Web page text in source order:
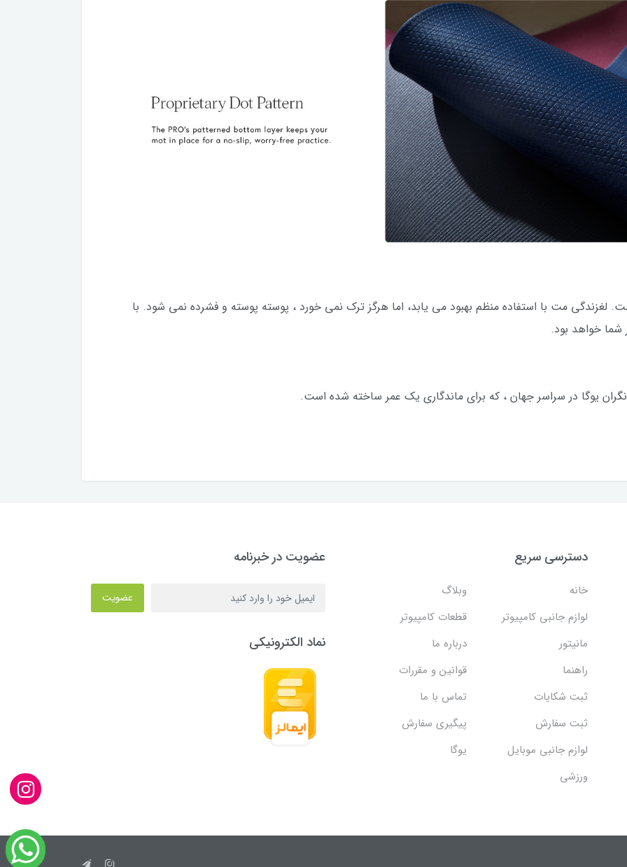
مت با استفاده منظم بهبود می یابد، اما هرگز ترک نمی خورد ، پوسته پوسته و فشرده نمی شود. با
یوگا در سراسر جهان ، که برای ماندگاری یک عمر ساخته شده است.
چطور میتونم کمکتون کنم؟
دسترسی سریع
خانه
وبلاگ
لوازم جانبی کامپیوتر
قطعات کامپیوتر
مانیتور
درباره ما
راهنما
قوانین و مقررات
ثبت شکایات
تماس با ما
ثبت سفارش
پیگیری سفارش
لوازم جانبی موبایل
یوگا
ورزشی
عضویت در خبرنامه
عضویت
نماد الکترونیکی